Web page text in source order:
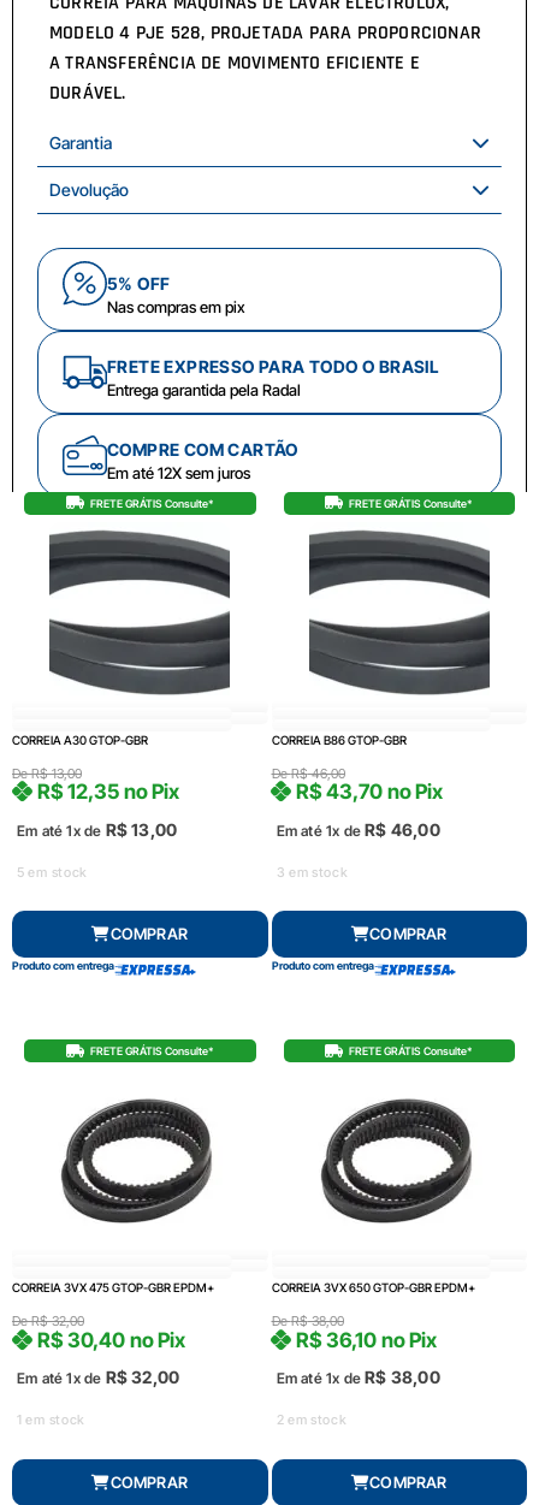
MODELO 4 PJE 528, PROJETADA PARA PROPORCIONAR
A TRANSFERÊNCIA DE MOVIMENTO EFICIENTE E
DURÁVEL.
Garantia
Devolução
5% OFF
Nas compras em pix
FRETE EXPRESSO PARA TODO O BRASIL
Entrega garantida pela Radal
COMPRE COM CARTÃO
Em até 12X sem juros
FRETE GRÁTIS Consulte*
CORREIA A30 GTOP-GBR
DeR$13,00
Em até 1x de R$13,00
R$12,35 no Pix
5 em stock
COMPRAR
Produto com entrega
FRETE GRÁTIS Consulte*
CORREIA B86 GTOP-GBR
DeR$46,00
Em até 1x de R$ 46,00
R$43,70 no Pix
3 em stock
COMPRAR
Produto com entrega
FRETE GRÁTIS Consulte*
CORREIA 3VX 475 GTOP-GBR EPDM+
DeR$32,00
Em até 1x de R$32,00
R$30,40 no Pix
1 em stock
COMPRAR
FRETE GRÁTIS Consulte*
CORREIA 3VX 650 GTOP-GBR EPDM+
DeR$38,00
Em até 1x de R$ 38,00
R$36,10 no Pix
2 em stock
COMPRAR